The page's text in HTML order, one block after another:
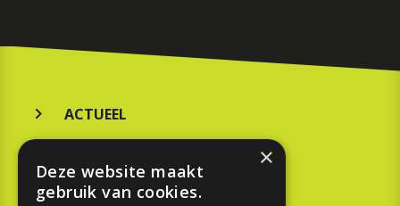
ACTUEEL
KOOPGIDS
×
Deze website maakt
gebruik van cookies.